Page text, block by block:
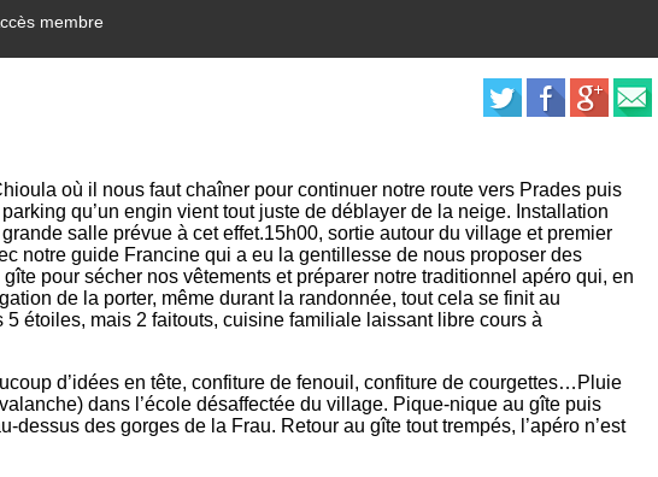
membre
où il nous faut chaîner pour continuer notre route vers Prades puis
qu’un engin vient tout juste de déblayer de la neige. Installation
salle prévue à cet effet.15h00, sortie autour du village et premier
notre guide Francine qui a eu la gentillesse de nous proposer des
pour sécher nos vêtements et préparer notre traditionnel apéro qui, en
de la porter, même durant la randonnée, tout cela se finit au
étoiles, mais 2 faitouts, cuisine familiale laissant libre cours à
d’idées en tête, confiture de fenouil, confiture de courgettes…Pluie
dans l’école désaffectée du village. Pique-nique au gîte puis
des gorges de la Frau. Retour au gîte tout trempés, l’apéro n’est